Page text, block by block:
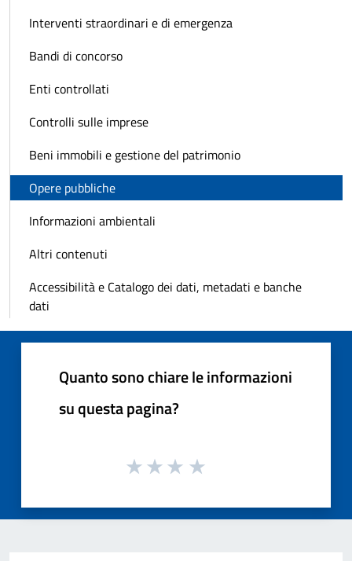
Interventi straordinari e di emergenza
Bandi di concorso
Enti controllati
Controlli sulle imprese
Beni immobili e gestione del patrimonio
Opere pubbliche
Informazioni ambientali
Altri contenuti
Accessibilità e Catalogo dei dati, metadati e banche
dati
Quanto sono chiare le informazioni
su questa pagina?